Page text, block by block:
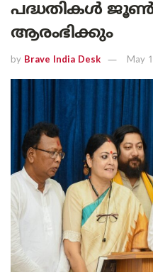
പദ്ധതികൾ
ആരംഭിക്കും
by Brave India Desk May